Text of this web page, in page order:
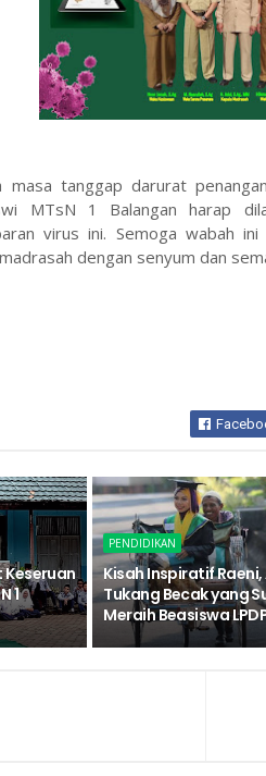
masa tanggap darurat
MTsN 1 Balangan harap
virus ini. Semoga wabah
dengan senyum dan
1
PENDIDIKAN
Kisah Inspiratif Raeni,
Tukang Becak yang
Meraih Beasiswa